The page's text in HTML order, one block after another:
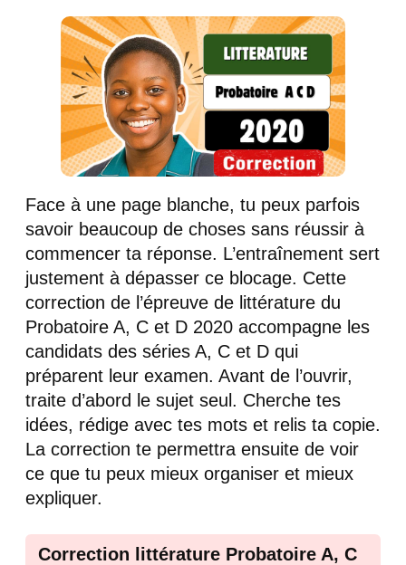
Face à une page blanche, tu peux parfois
savoir beaucoup de choses sans réussir à
commencer ta réponse. L’entraînement sert
justement à dépasser ce blocage. Cette
correction de l’épreuve de littérature du
Probatoire A, C et D 2020 accompagne les
candidats des séries A, C et D qui
préparent leur examen. Avant de l’ouvrir,
traite d’abord le sujet seul. Cherche tes
idées, rédige avec tes mots et relis ta copie.
La correction te permettra ensuite de voir
ce que tu peux mieux organiser et mieux
expliquer.
Correction littérature Probatoire A, C